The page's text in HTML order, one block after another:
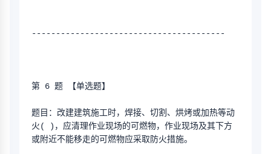
----------------------------------------
第 6 题 【单选题】
题目：改建建筑施工时，焊接、切割、烘烤或加热等动
火( )，应清理作业现场的可燃物，作业现场及其下方
或附近不能移走的可燃物应采取防火措施。